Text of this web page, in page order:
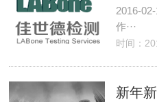
2016-
作···
时间：
新年